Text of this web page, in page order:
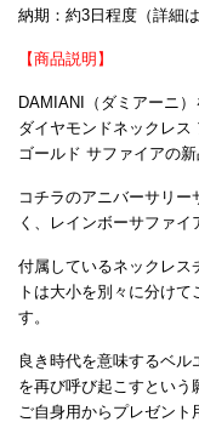
納期：約3日程度（詳細
【商品説明】
DAMIANI（ダミアーニ
ダイヤモンドネックレス
ゴールド サファイアの新
コチラのアニバーサリ
く、レインボーサファイ
付属しているネックレス
トは大小を別々に分け
す。
良き時代を意味するベ
を再び呼び起こすという
ご自身用からプレゼント